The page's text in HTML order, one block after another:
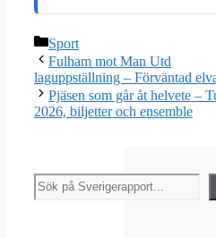
Kategorier
Sport
Fulham mot Man Utd
laguppställning – Förväntad
Pjäsen som går åt helvete –
2026, biljetter och ensemble
Sök